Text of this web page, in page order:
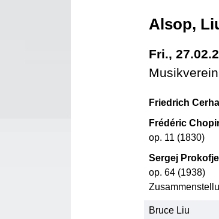
Alsop,
Fri.,
Friedrich
Frédéric
op. 11 (1830)
Sergej
op. 64 (1938)
Bruce Liu